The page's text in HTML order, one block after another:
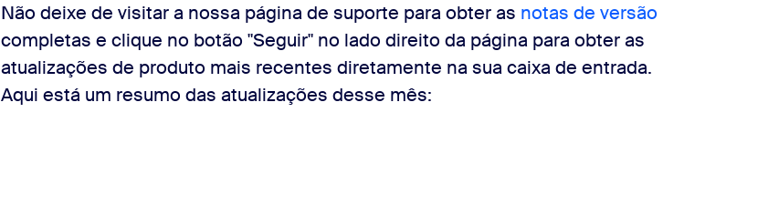
Não deixe de visitar a nossa página de suporte para obter as notas de versão
completas e clique no botão "Seguir" no lado direito da página para obter as
atualizações de produto mais recentes diretamente na sua caixa de entrada.
Aqui está um resumo das atualizações desse mês: